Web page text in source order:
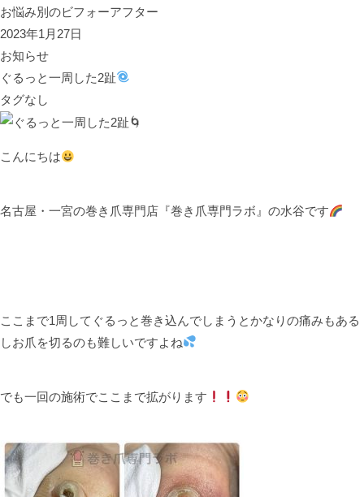
お悩み別のビフォーアフター
2023年1月27日
お知らせ
ぐるっと一周した2趾
タグなし
こんにちは
名古屋・一宮の巻き爪専門店『巻き爪専門ラボ』の水谷です
ここまで1周してぐるっと巻き込んでしまうとかなりの痛みもある
しお爪を切るのも難しいですよね
でも一回の施術でここまで拡がります